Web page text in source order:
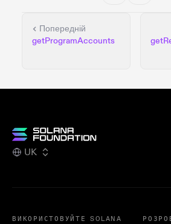
Попередній
getProgramAccounts
UK
ВИКОРИСТОВУЙТЕ SOLANA